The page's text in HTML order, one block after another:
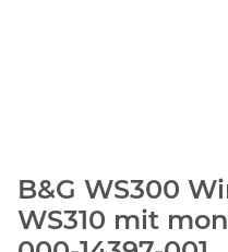
B&G WS300
WS310 mit